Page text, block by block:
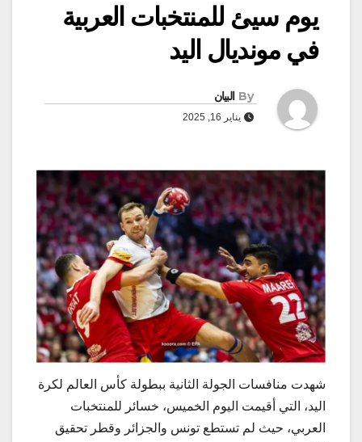
يوم سيئ للمنتخبات العربية
في مونديال اليد
By البيان
يناير 16, 2025
شهدت منافسات الجولة الثانية ببطولة كأس العالم لكرة
اليد، التي أقيمت اليوم الخميس، خسائر للمنتخبات
العربي، حيث لم تستطع تونس والجزائر وقطر تحقيق